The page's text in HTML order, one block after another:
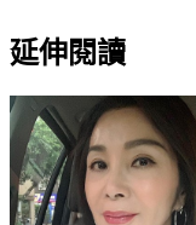
延伸閱讀